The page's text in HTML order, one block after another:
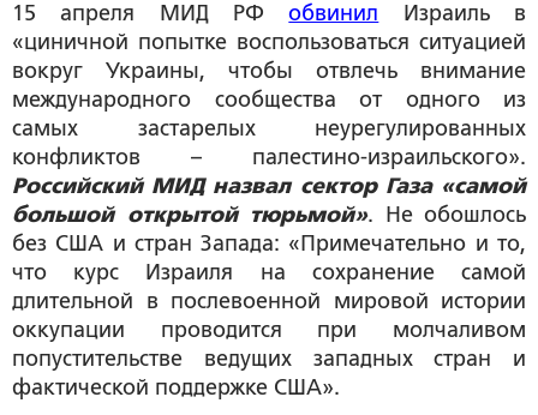
15 апреля МИД РФобвинил Израиль в
«циничной попытке воспользоваться ситуацией
вокруг Украины, чтобы отвлечь внимание
международного сообщества от одного из
самых застарелых неурегулированных
конфликтов – палестино-израильского».
Российский МИД назвал сектор Газа «самой
большой открытой тюрьмой». Не обошлось
без США и стран Запада: «Примечательно и то,
что курс Израиля на сохранение самой
длительной в послевоенной мировой истории
оккупации проводится при молчаливом
попустительстве ведущих западных стран и
фактической поддержке США».